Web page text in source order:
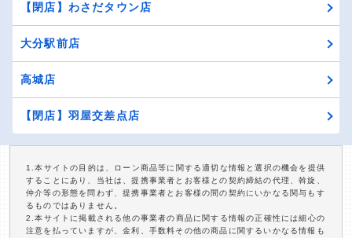
【閉店】わさだタウン店
大分駅前店
高城店
【閉店】羽屋交差点店
1.本サイトの目的は、ローン商品等に関する適切な情報と選択の機会を提供
することにあり、当社は、提携事業者とお客様との契約締結の代理、斡旋、
仲介等の形態を問わず、提携事業者とお客様の間の契約にいかなる関与もす
るものではありません。
2.本サイトに掲載される他の事業者の商品に関する情報の正確性には細心の
注意を払っていますが、金利、手数料その他の商品に関するいかなる情報も